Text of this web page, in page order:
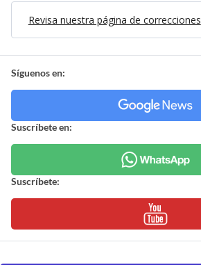
Revisa nuestra página de correcciones
Síguenos en:
Suscríbete en:
Suscríbete: